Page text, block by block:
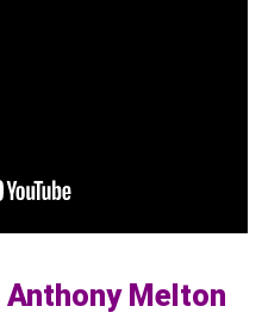
Anthony Melton